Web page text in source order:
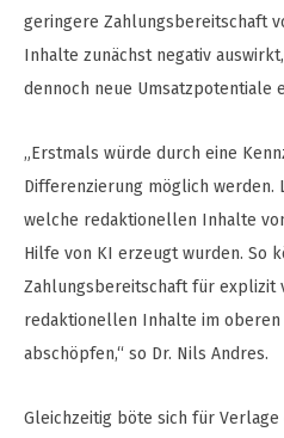
geringere Zahlungsbereitschaft
Inhalte zunächst negativ
dennoch neue Umsatzpotentiale
„Erstmals würde durch eine
Differenzierung möglich werden.
welche redaktionellen Inhalte
Hilfe von KI erzeugt wurden. So
Zahlungsbereitschaft für explizit
redaktionellen Inhalte im
abschöpfen,“ so Dr. Nils Andres.
Gleichzeitig böte sich für